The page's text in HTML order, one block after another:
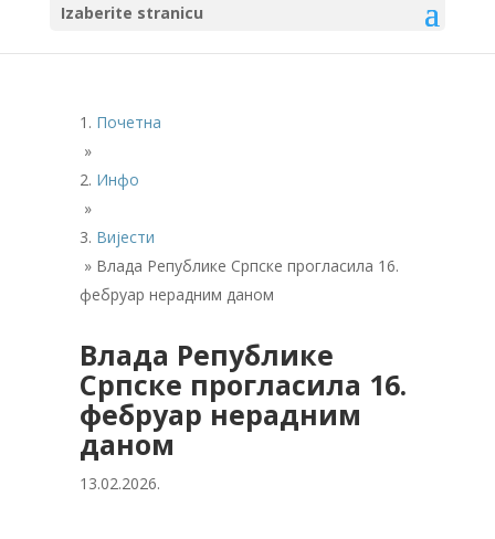
Izaberite stranicu
Почетна
»
Инфо
»
Вијести
» Влада Републике Српске прогласила 16.
фебруар нерадним даном
Влада Републике
Српске прогласила 16.
фебруар нерадним
даном
13.02.2026.